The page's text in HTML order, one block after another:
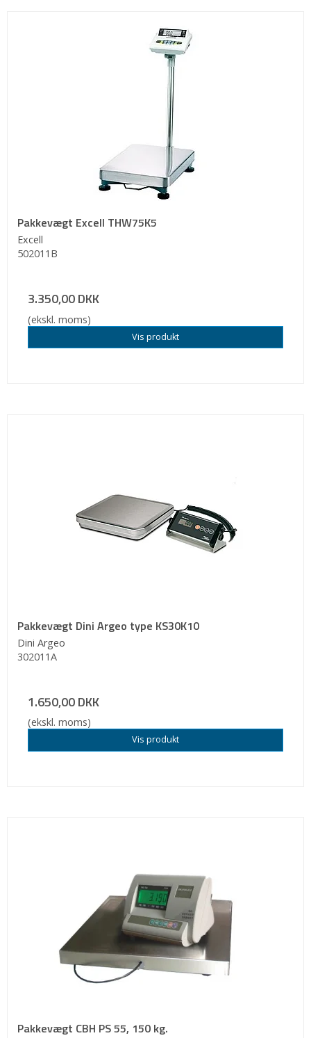
Pakkevægt Excell THW75K5
Excell
502011B
3.350,00 DKK
(ekskl. moms)
Vis produkt
Pakkevægt Dini Argeo type KS30K10
Dini Argeo
302011A
1.650,00 DKK
(ekskl. moms)
Vis produkt
Pakkevægt CBH PS 55, 150 kg.